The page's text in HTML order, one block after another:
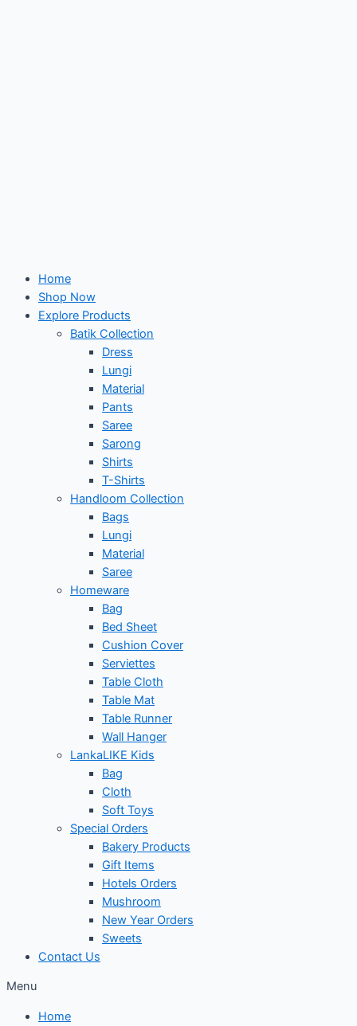
Home
Shop Now
Explore Products
Batik Collection
Dress
Lungi
Material
Pants
Saree
Sarong
Shirts
T-Shirts
Handloom Collection
Bags
Lungi
Material
Saree
Homeware
Bag
Bed Sheet
Cushion Cover
Serviettes
Table Cloth
Table Mat
Table Runner
Wall Hanger
LankaLIKE Kids
Bag
Cloth
Soft Toys
Special Orders
Bakery Products
Gift Items
Hotels Orders
Mushroom
New Year Orders
Sweets
Contact Us
Menu
Home